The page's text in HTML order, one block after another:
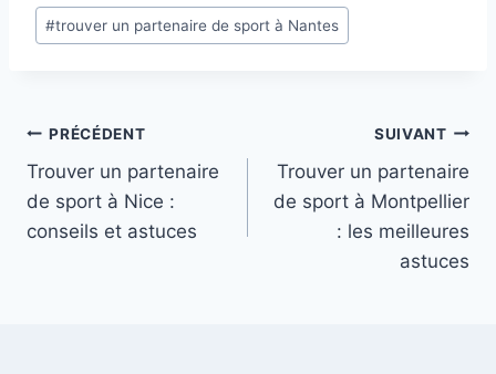
Étiquettes
de
#trouver un partenaire de sport à Nantes
Navigation
de
l’article
PRÉCÉDENT
Trouver un partenaire
de sport à Nice :
conseils et astuces
SUIVANT
Trouver un partenaire
de sport à Montpellier
: les meilleures
astuces